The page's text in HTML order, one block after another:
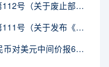
海关总署公告2026年第112号（关于废止部分卫生检疫类规范性文件的公告）
海关总署公告2026年第111号（关于发布《进出境动植物检疫处理监督管理工作规定》《进出境卫生处理监督管理工作规定》的公告）
2026年8月7日周五人民币对美元中间价报6.7904调贬9个基点